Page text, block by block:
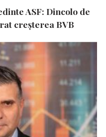
ASF: Dincolo de
creșterea BVB